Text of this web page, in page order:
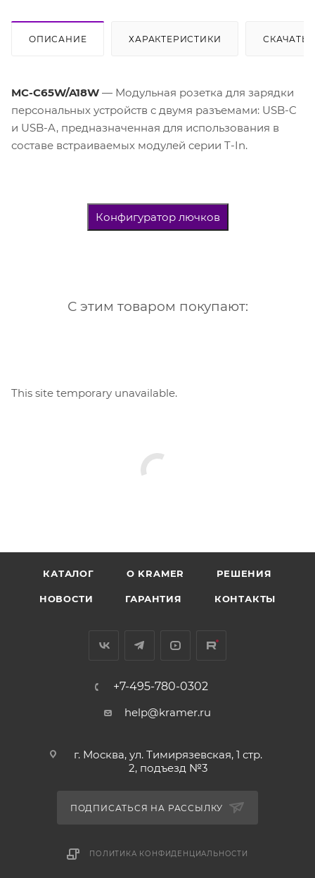
ОПИСАНИЕ ХАРАКТЕРИСТИКИ СКАЧАТЬ
MC-C65W/A18W — Модульная розетка для зарядки
персональных устройств с двумя разъемами: USB-C
и USB-A, предназначенная для использования в
составе встраиваемых модулей cерии T-In.
Конфигуратор лючков
С этим товаром покупают:
This site temporary unavailable.
КАТАЛОГ O KRAMER РЕШЕНИЯ
НОВОСТИ ГАРАНТИЯ КОНТАКТЫ
+7-495-780-0302
help@kramer.ru
г. Москва, ул. Тимирязевская, 1 стр.
2, подъезд №3
ПОДПИСАТЬСЯ НА РАССЫЛКУ
ПОЛИТИКА КОНФИДЕНЦИАЛЬНОСТИ